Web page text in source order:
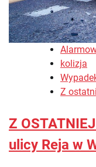
kolizja
Z
Z
ulicy Reja w